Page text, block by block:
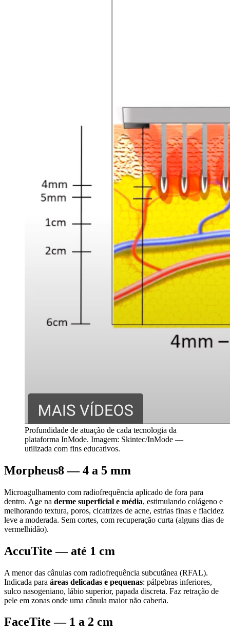
Profundidade de atuação de cada tecnologia da
plataforma InMode. Imagem: Skintec/InMode —
utilizada com fins educativos.
Morpheus8 — 4 a 5 mm
Microagulhamento com radiofrequência aplicado de fora para
dentro. Age na derme superficial e média, estimulando colágeno e
melhorando textura, poros, cicatrizes de acne, estrias finas e flacidez
leve a moderada. Sem cortes, com recuperação curta (alguns dias de
vermelhidão).
AccuTite — até 1 cm
A menor das cânulas com radiofrequência subcutânea (RFAL).
Indicada para áreas delicadas e pequenas: pálpebras inferiores,
sulco nasogeniano, lábio superior, papada discreta. Faz retração de
pele em zonas onde uma cânula maior não caberia.
FaceTite — 1 a 2 cm